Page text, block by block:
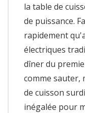
la table de
de puissance.
rapidement
électriques
dîner du
comme sauter,
de cuisson
inégalée pour